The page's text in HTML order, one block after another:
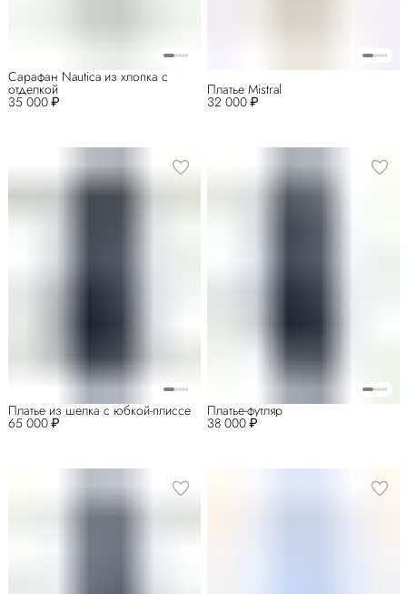
35 000 ₽
Сарафан Nautica из хлопка с
отделкой
32 000 ₽
Платье Mistral
65 000 ₽
Платье из шелка с юбкой-плиссе
38 000 ₽
Платье-футляр